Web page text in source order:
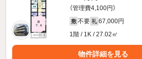
（管理費4,100円）
敷 不要 礼 67,000円
1階 / 1K / 27.02㎡
物件詳細を見る